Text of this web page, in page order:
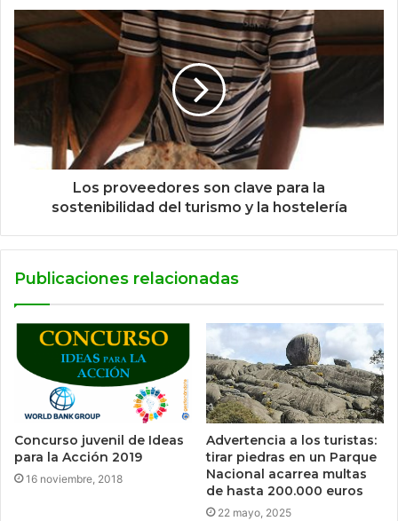
Los proveedores son clave para la
sostenibilidad del turismo y la hostelería
Publicaciones relacionadas
Concurso juvenil de Ideas
para la Acción 2019
16 noviembre, 2018
Advertencia a los turistas:
tirar piedras en un Parque
Nacional acarrea multas
de hasta 200.000 euros
22 mayo, 2025